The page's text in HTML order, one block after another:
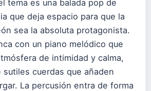
tema es una balada pop de
que deja espacio para que la
sea la absoluta protagonista.
con un piano melódico que
de intimidad y calma,
sutiles cuerdas que añaden
La percusión entra de forma